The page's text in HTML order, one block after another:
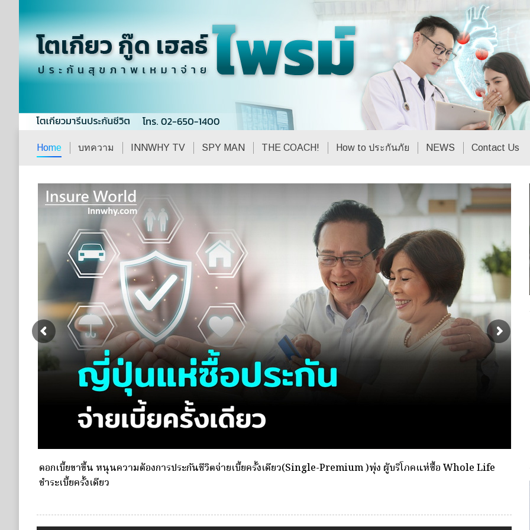
Home บทความ INNWHY TV SPY MAN THE COACH! How to ประกันภัย NEWS Contact Us
กองทุนประกันวินาศภัย (กปว.) ประกาศเปิดรับสมัครบุคคลเพื่อตัดเลือกและแต่งตั้งให้ดำรงตำแหน่งผู้จัดการ กองทุน
ประกันวินาศภัย
พ